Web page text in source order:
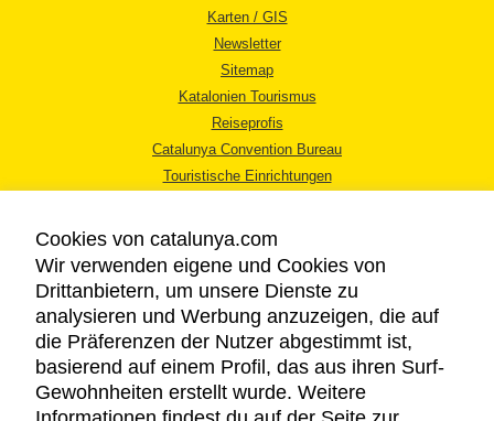
Karten / GIS
Newsletter
Sitemap
Katalonien Tourismus
Reiseprofis
Catalunya Convention Bureau
Touristische Einrichtungen
RECHTLICHER HINWEIS
DATENSCHUTZICHTLINIE
COOKIES
Cookies von catalunya.com
Wir verwenden eigene und Cookies von
Drittanbietern, um unsere Dienste zu
analysieren und Werbung anzuzeigen, die auf
die Präferenzen der Nutzer abgestimmt ist,
basierend auf einem Profil, das aus ihren Surf-
Gewohnheiten erstellt wurde. Weitere